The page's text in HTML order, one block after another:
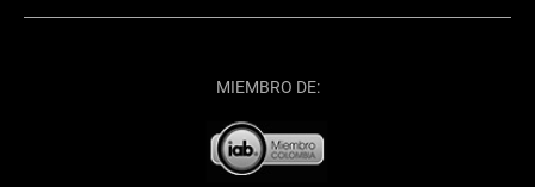
MIEMBRO DE: